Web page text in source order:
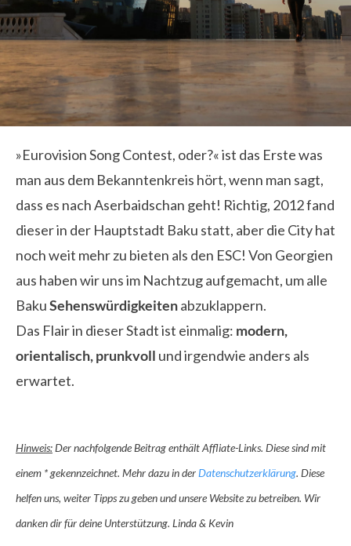
»Eurovision Song Contest, oder?« ist das Erste was
man aus dem Bekanntenkreis hört, wenn man sagt,
dass es nach Aserbaidschan geht! Richtig, 2012 fand
dieser in der Hauptstadt Baku statt, aber die City hat
noch weit mehr zu bieten als den ESC! Von Georgien
aus haben wir uns im Nachtzug aufgemacht, um alle
BakuSehenswürdigkeitenabzuklappern.
Das Flair in dieser Stadt ist einmalig: modern,
orientalisch, prunkvoll und irgendwie anders als
erwartet.
Hinweis:Der nachfolgende Beitrag enthält Affliate-Links. Diese sind mit
einem * gekennzeichnet. Mehr dazu in derDatenschutzerklärung. Diese
helfen uns, weiter Tipps zu geben und unsere Website zu betreiben. Wir
danken dir für deine Unterstützung. Linda & Kevin